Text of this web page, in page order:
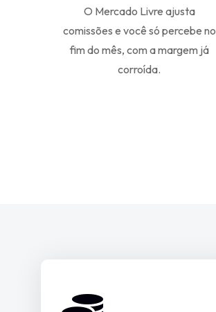
O Mercado Livre ajusta
comissões e você só percebe no
fim do mês, com a margem já
corroída.